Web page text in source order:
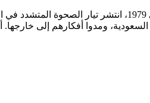
السعودية، ومدوا أفكارهم إلى